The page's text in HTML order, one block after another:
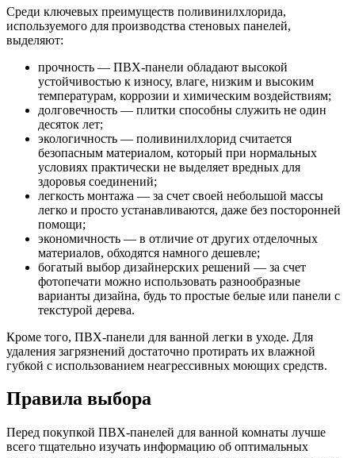
Среди ключевых преимуществ поливинилхлорида,
используемого для производства стеновых панелей,
выделяют:
прочность — ПВХ-панели обладают высокой
устойчивостью к износу, влаге, низким и высоким
температурам, коррозии и химическим воздействиям;
долговечность — плитки способны служить не один
десяток лет;
экологичность — поливинилхлорид считается
безопасным материалом, который при нормальных
условиях практически не выделяет вредных для
здоровья соединений;
легкость монтажа — за счет своей небольшой массы
легко и просто устанавливаются, даже без посторонней
помощи;
экономичность — в отличие от других отделочных
материалов, обходятся намного дешевле;
богатый выбор дизайнерских решений — за счет
фотопечати можно использовать разнообразные
варианты дизайна, будь то простые белые или панели с
текстурой дерева.
Кроме того, ПВХ-панели для ванной легки в уходе. Для
удаления загрязнений достаточно протирать их влажной
губкой с использованием неагрессивных моющих средств.
Правила выбора
Перед покупкой ПВХ-панелей для ванной комнаты лучше
всего тщательно изучать информацию об оптимальных